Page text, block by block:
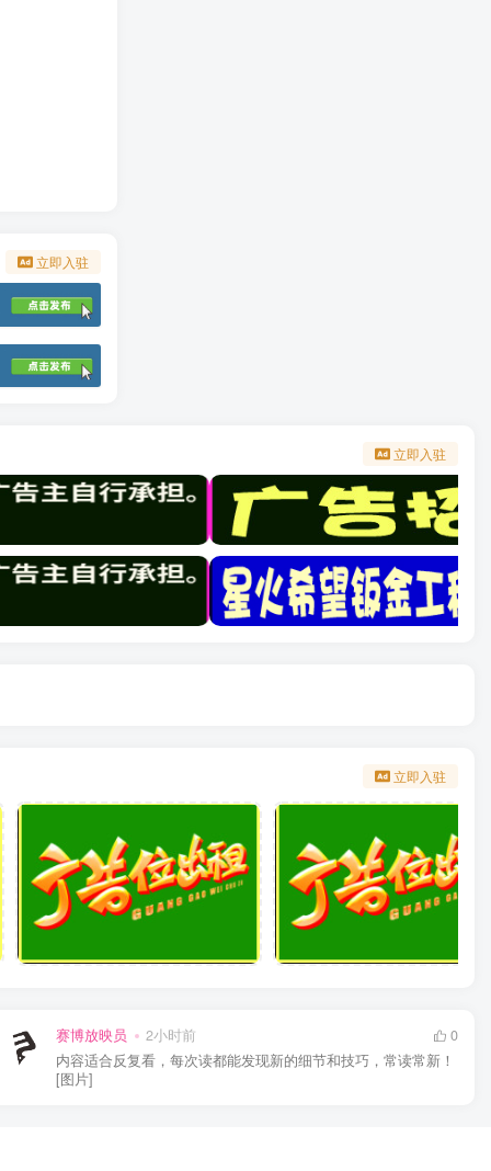
立即入驻
立即入驻
立即入驻
赛博放映员 2小时前
0
内容适合反复看，每次读都能发现新的细节和技巧，常读常新！
[图片]